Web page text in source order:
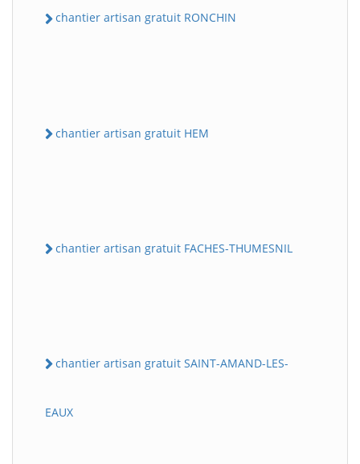
chantier artisan gratuit RONCHIN
chantier artisan gratuit HEM
chantier artisan gratuit FACHES-THUMESNIL
chantier artisan gratuit SAINT-AMAND-LES-
EAUX